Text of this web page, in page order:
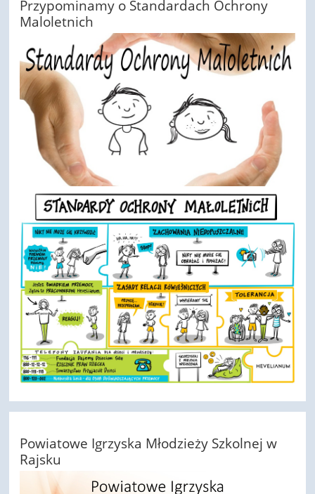
Przypominamy o Standardach Ochrony
Maloletnich
Powiatowe Igrzyska Młodzieży Szkolnej w
Rajsku